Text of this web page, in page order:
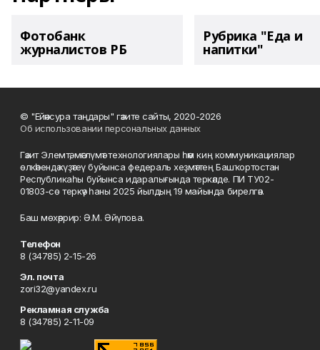
Фотобанк
журналистов РБ
Рубрика "Еда и
напитки"
© "Ейәнсура таңдары" гәзите сайты, 2020-2026
Об использовании персональных данных
Гәзит Элемтә, мәғлүмәт технологиялары һәм киң коммуникациялар
өлкәһендә күҙәтеү буйынса федераль хеҙмәттең Башҡортостан
Республикаһы буйынса идаралығында теркәлде. ПИ ТУ02-
01803-сө теркәү һаны 2025 йылдың 19 майында бирелгән.
Баш мөхәррир: Ә.М. Әйүпова.
Телефон
8 (34785) 2-15-26
Эл. почта
zori32@yandex.ru
Рекламная служба
8 (34785) 2-11-09